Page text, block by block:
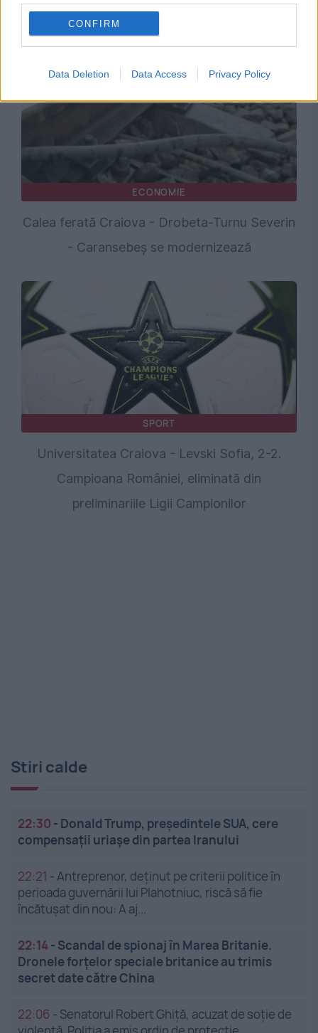
CONFIRM
Data Deletion Data Access Privacy Policy
au contat
ECONOMIE
Calea ferată Craiova - Drobeta-Turnu Severin
- Caransebeș se modernizează
SPORT
Universitatea Craiova - Levski Sofia, 2-2.
Campioana României, eliminată din
preliminariile Ligii Campionilor
Stiri calde
22:30 - Donald Trump, președintele SUA, cere
compensații uriașe din partea Iranului
22:21 -Antreprenor, deţinut pe criterii politice în
perioada guvernării lui Plahotniuc, riscă să fie
încătuşat din nou: A aj...
22:14- Scandal de spionaj în Marea Britanie.
Dronele forțelor speciale britanice au trimis
secret date către China
22:06 - Senatorul Robert Ghiță, acuzat de soție de